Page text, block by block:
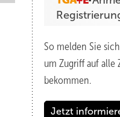
So melden Sie
um Zugriff auf alle
bekommen.
Jetzt